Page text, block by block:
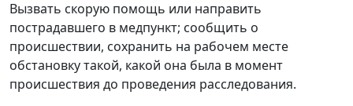
Вызвать скорую помощь или направить
пострадавшего в медпункт; сообщить о
происшествии, сохранить на рабочем месте
обстановку такой, какой она была в момент
происшествия до проведения расследования.